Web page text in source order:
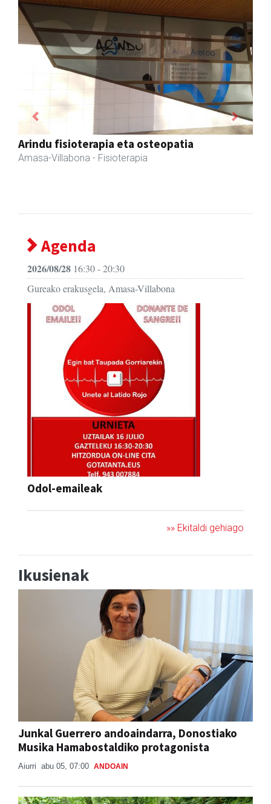
Zubimusu Ikastola
Amasa-Villabona - Hezkuntza
Previous Next
Agenda
2026/08/28 16:30 - 20:30
Gureako erakusgela, Amasa-Villabona
Odol-emaileak
»» Ekitaldi gehiago
Ikusienak
Junkal Guerrero andoaindarra, Donostiako
Musika Hamabostaldiko protagonista
Aiurri abu 05, 07:00 ANDOAIN